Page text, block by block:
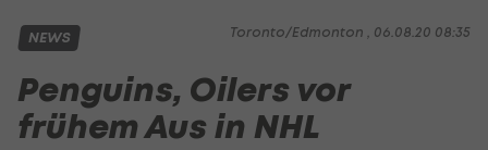
Toronto/Edmonton , 06.08.20 08:35
NEWS
Penguins, Oilers vor
frühem Aus in NHL